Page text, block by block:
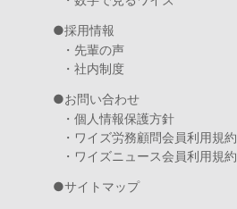
採用情報
・先輩の声
・社内制度
お問い合わせ
・個人情報保護方針
・ワイズ労務顧問会員利用規約
・ワイズニュース会員利用規約
サイトマップ